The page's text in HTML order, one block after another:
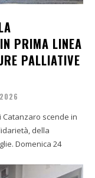
PRIMA LINEA
PALLIATIVE
scende in
della
Domenica 24